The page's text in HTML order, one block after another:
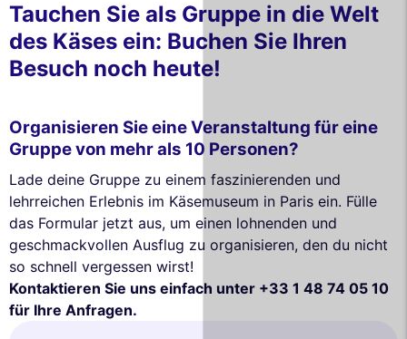
Tauchen Sie als Gruppe in die Welt
des Käses ein: Buchen Sie Ihren
Besuch noch heute!
Organisieren Sie eine Veranstaltung für eine
Gruppe von mehr als 10 Personen?
Lade deine Gruppe zu einem faszinierenden und
lehrreichen Erlebnis im Käsemuseum in Paris ein. Fülle
das Formular jetzt aus, um einen lohnenden und
geschmackvollen Ausflug zu organisieren, den du nicht
so schnell vergessen wirst!
Kontaktieren Sie uns einfach unter +33 1 48 74 05 10
für Ihre Anfragen.